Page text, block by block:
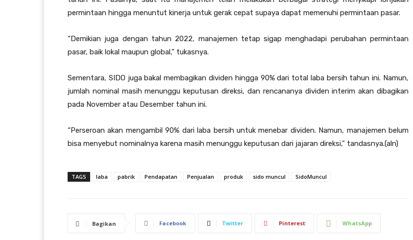
permintaan hingga menuntut kinerja untuk gerak cepat supaya dapat memenuhi permintaan pasar.
“Demikian juga dengan tahun 2022, manajemen tetap sigap menghadapi perubahan permintaan
pasar, baik lokal maupun global,” tukasnya.
Sementara, SIDO juga bakal membagikan dividen hingga 90% dari total laba bersih tahun ini. Namun,
jumlah nominal masih menunggu keputusan direksi, dan rencananya dividen interim akan dibagikan
pada November atau Desember tahun ini.
“Perseroan akan mengambil 90% dari laba bersih untuk menebar dividen. Namun, manajemen belum
bisa menyebut nominalnya karena masih menunggu keputusan dari jajaran direksi,” tandasnya.(aln)
TAGS laba pabrik Pendapatan Penjualan produk sido muncul SidoMuncul
Bagikan Facebook Twitter Pinterest WhatsApp